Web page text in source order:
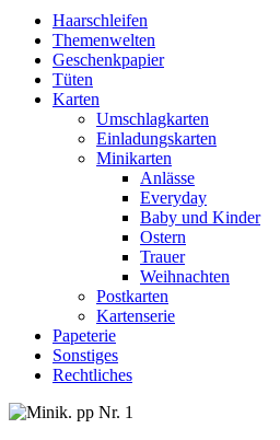
Haarschleifen
Themenwelten
Geschenkpapier
Tüten
Karten
Umschlagkarten
Einladungskarten
Minikarten
Anlässe
Everyday
Baby und Kinder
Ostern
Trauer
Weihnachten
Postkarten
Kartenserie
Papeterie
Sonstiges
Rechtliches